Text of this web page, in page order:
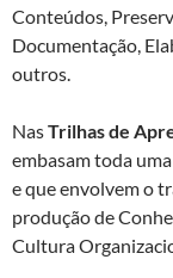
Conteúdos,
Documentação,
outros.
NasTrilhas de
embasam toda
e que envolvem o
produção de
Cultura